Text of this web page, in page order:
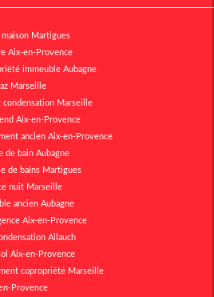
Martigues
Aix-en-Provence
immeuble Aubagne
Marseille
condensation Marseille
Aix-en-Provence
ancien Aix-en-Provence
de bain Aubagne
de bains Martigues
nuit Marseille
ancien Aubagne
Aix-en-Provence
Allauch
Aix-en-Provence
copropriété Marseille
Provence